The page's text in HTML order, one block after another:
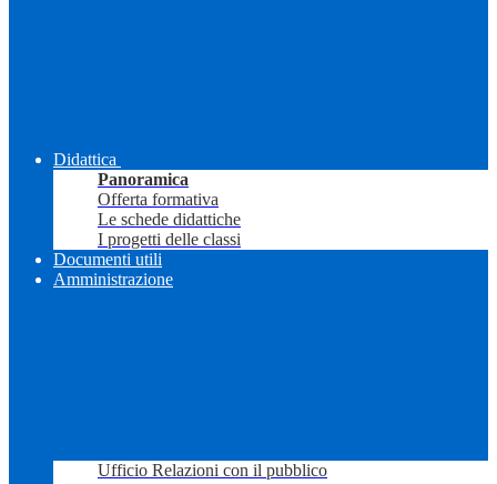
Didattica
Panoramica
Offerta formativa
Le schede didattiche
I progetti delle classi
Documenti utili
Amministrazione
Ufficio Relazioni con il pubblico